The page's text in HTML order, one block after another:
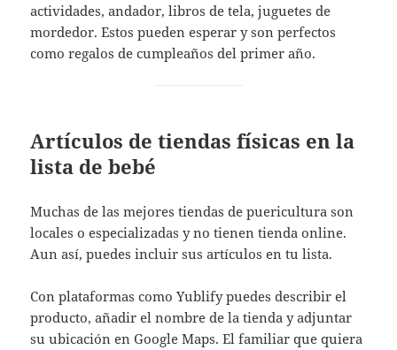
actividades, andador, libros de tela, juguetes de
mordedor. Estos pueden esperar y son perfectos
como regalos de cumpleaños del primer año.
Artículos de tiendas físicas en la
lista de bebé
Muchas de las mejores tiendas de puericultura son
locales o especializadas y no tienen tienda online.
Aun así, puedes incluir sus artículos en tu lista.
Con plataformas como Yublify puedes describir el
producto, añadir el nombre de la tienda y adjuntar
su ubicación en Google Maps. El familiar que quiera